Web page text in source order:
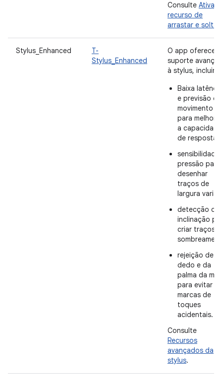
Consulte Ativar
recurso de
arrastar e soltar
Stylus_Enhanced
T-
Stylus_Enhanced
O app oferece
suporte
à stylus,
Baixa latência
e previsão de
movimento
para melhorar
a capacidade
de resposta
sensibilidade
pressão para
desenhar
traços de
largura
detecção de
inclinação
criar traços
rejeição de
dedo e da
palma da
para evitar
marcas de
toques
acidentais.
Consulte
Recursos
avançados da
stylus.